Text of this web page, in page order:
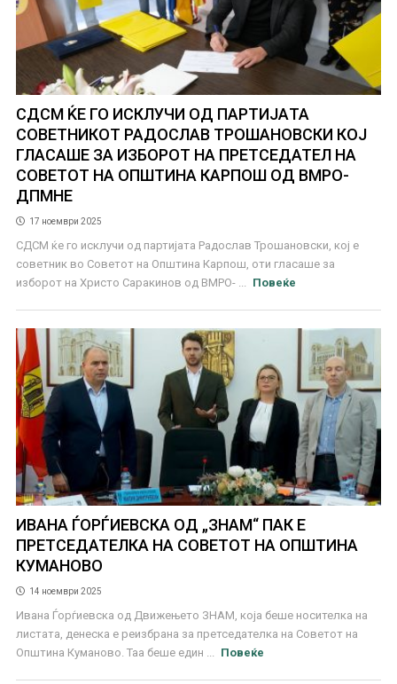
СДСМ ЌЕ ГО ИСКЛУЧИ ОД ПАРТИЈАTA
СОВЕТНИКОТ РАДОСЛАВ ТРОШАНОВСКИ КОЈ
ГЛАСАШЕ ЗА ИЗБОРОТ НА ПРЕТСЕДАТЕЛ НА
СОВЕТОТ НА ОПШТИНА КАРПОШ ОД ВМРО-
ДПМНЕ
17 ноември 2025
СДСМ ќе го исклучи од партијата Радослав Трошановски, кој е
советник во Советот на Општина Карпош, оти гласаше за
изборот на Христо Саракинов од ВМРО- ...
Повеќе
ИВАНА ЃОРЃИЕВСКА ОД „ЗНАМ“ ПАК Е
ПРЕТСЕДАТЕЛКА НА СОВЕТОТ НА ОПШТИНА
КУМАНОВО
14 ноември 2025
Ивана Ѓорѓиевска од Движењето ЗНАМ, која беше носителка на
листата, денеска е реизбрана за претседателка на Советот на
Општина Куманово. Таа беше един ...
Повеќе